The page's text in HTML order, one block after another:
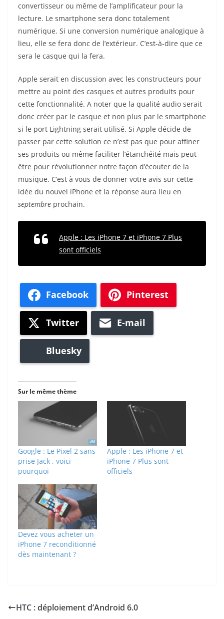
convertisseur ou même de l’amplificateur pour la
lecture. Le smartphone sera donc totalement
numérique. Si une conversion numérique analogique à
lieu, elle se fera donc de l’extérieur. C’est-à-dire que ce
sera le casque qui la fera.
Apple serait en discussion avec les constructeurs pour
mettre au point des casques et autres produits pour
cette fonctionnalité. A noter que la qualité audio serait
donc créer par le casque et non plus par le smartphone
si le port Lightning serait utilisé. Si Apple décide de
passer par cette solution ce n’est pas que pour affiner
ses produits ou même faciliter l’étanchéité mais peut-
être pour révolutionner notre façon d’écouter de la
musique. C’est à vous de donner votre avis sur cette
idée du nouvel iPhone et la réponse aura lieu en
septembre prochain.
Apple : Les iPhone 7 et iPhone 7 Plus
sont officiels
Facebook Pinterest
Twitter E-mail
Bluesky
Sur le même thème
Google : Le Pixel 2 sans
prise Jack , voici
pourquoi
Apple : Les iPhone 7 et
iPhone 7 Plus sont
officiels
Devez vous acheter un
iPhone 7 reconditionné
dès maintenant ?
HTC : déploiement d’Android 6.0